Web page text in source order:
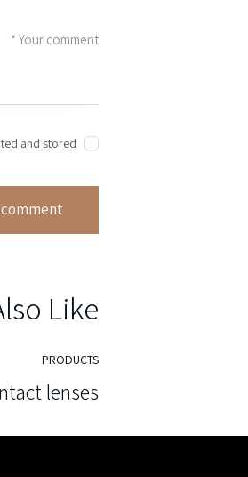
and stored.
Like
PRODUCTS
lenses?